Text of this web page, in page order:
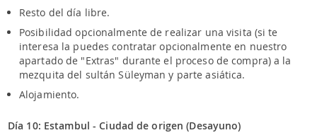
Resto del día libre.
Posibilidad opcionalmente de realizar una visita (si te
interesa la puedes contratar opcionalmente en nuestro
apartado de "Extras" durante el proceso de compra) a la
mezquita del sultán Süleyman y parte asiática.
Alojamiento.
Día 10: Estambul - Ciudad de origen (Desayuno)